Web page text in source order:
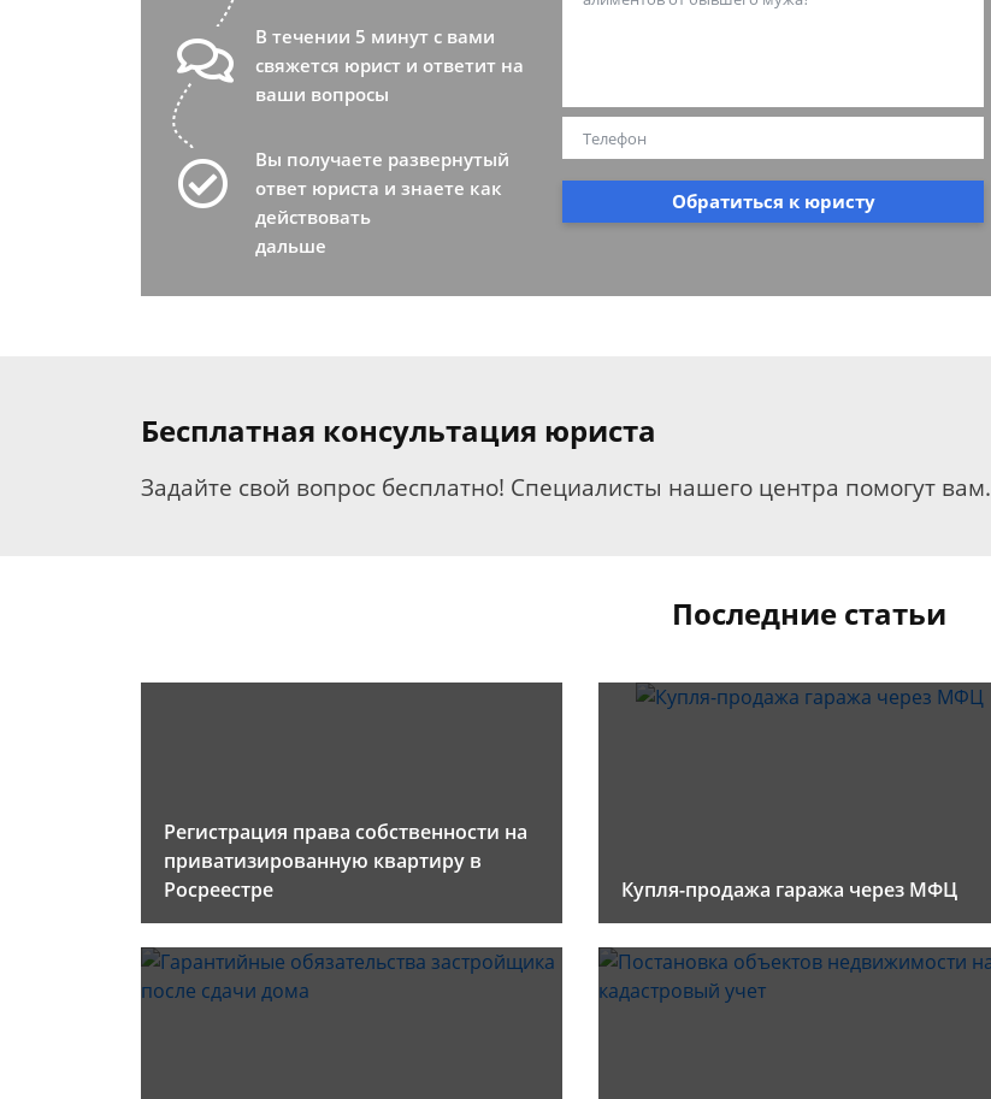
В течении 5 минут с вами
свяжется юрист и ответит на
ваши вопросы
Вы получаете развернутый
ответ юриста и знаете как
действовать
дальше
Обратиться к юристу
Бесплатная консультация юриста
Задайте свой вопрос бесплатно! Специалисты нашего центра помогут вам.
Последние статьи
Регистрация права собственности на
приватизированную квартиру в
Росреестре
Купля-продажа гаража через МФЦ